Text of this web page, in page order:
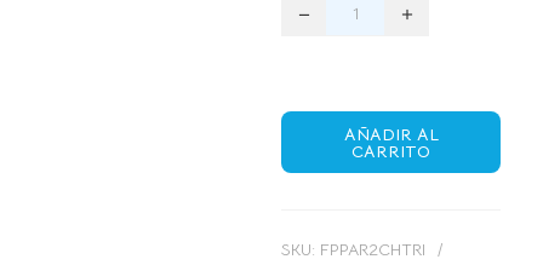
AÑADIR AL
CARRITO
SKU: FPPAR2CHTRI